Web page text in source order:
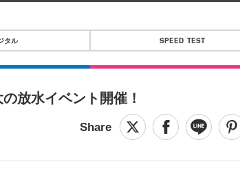
タル SPEED TEST
放水イベント開催！